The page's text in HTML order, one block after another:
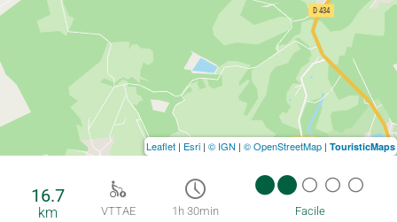
16.7
km VTTAE 1h 30min Facile
Leaflet | Esri | © IGN | © OpenStreetMap | TouristicMaps